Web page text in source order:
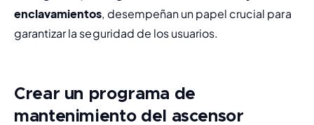
enclavamientos, desempeñan un papel crucial para
garantizar la seguridad de los usuarios.
Crear un programa de
mantenimiento del ascensor